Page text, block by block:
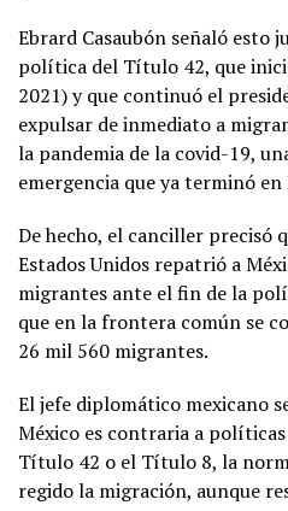
Ebrard Casaubón señaló esto
política del Título 42, que
2021) y que continuó el
expulsar de inmediato a
la pandemia de la covid-19,
emergencia que ya terminó en
De hecho, el canciller precisó
Estados Unidos repatrió a
migrantes ante el fin de la
que en la frontera común se
26 mil 560 migrantes.
El jefe diplomático mexicano
México es contraria a
Título 42 o el Título 8, la
regido la migración, aunque